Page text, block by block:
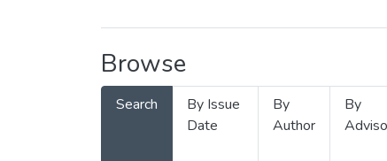
Browse
Search
By Issue
Date
By
Author
By